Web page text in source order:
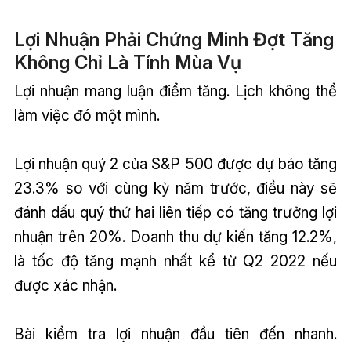
Lợi Nhuận Phải Chứng Minh Đợt Tăng
Không Chỉ Là Tính Mùa Vụ
Lợi nhuận mang luận điểm tăng. Lịch không thể
làm việc đó một mình.
Lợi nhuận quý 2 của S&P 500 được dự báo tăng
23.3% so với cùng kỳ năm trước, điều này sẽ
đánh dấu quý thứ hai liên tiếp có tăng trưởng lợi
nhuận trên 20%. Doanh thu dự kiến tăng 12.2%,
là tốc độ tăng mạnh nhất kể từ Q2 2022 nếu
được xác nhận.
Bài kiểm tra lợi nhuận đầu tiên đến nhanh.